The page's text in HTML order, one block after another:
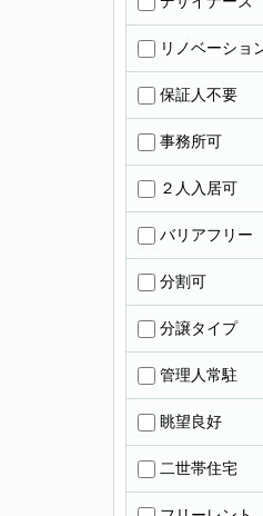
リノベーショ
保証人不要
事務所可
２人入居可
バリアフリー
分割可
分譲タイプ
管理人常駐
眺望良好
二世帯住宅